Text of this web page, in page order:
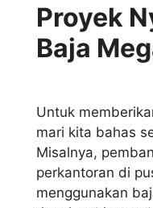
Proyek
Baja
Untuk
mari kita bahas
Misalnya,
perkantoran di
menggunakan